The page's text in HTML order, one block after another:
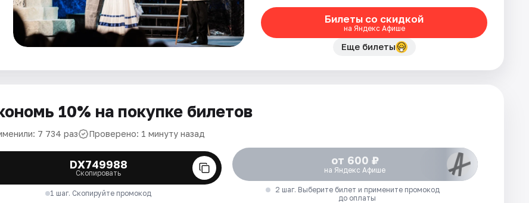
Билеты со скидкой
на Яндекс Афише
Еще билеты
10% на покупке билетов
7 734 раз Проверено: 1 минуту назад
DX749988
Скопировать
1 шаг. Скопируйте промокод
от 600 ₽
на Яндекс Афише
2 шаг. Выберите билет и примените промокод
до оплаты